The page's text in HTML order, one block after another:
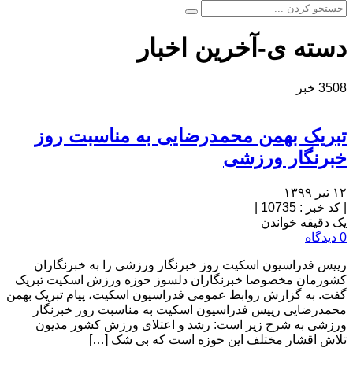
دسته ی-آخرین اخبار
3508 خبر
تبریک بهمن محمدرضایی به مناسبت روز
خبرنگار ورزشی
۱۲ تیر ۱۳۹۹
کد خبر : 10735
یک دقیقه خواندن
0 دیدگاه
رییس فدراسیون اسکیت روز خبرنگار ورزشی را به خبرنگاران
کشورمان مخصوصا خبرنگاران دلسوز حوزه ورزش اسکیت تبریک
گفت. به گزارش روابط عمومی فدراسیون اسکیت، پیام تبریک بهمن
محمدرضایی رییس فدراسیون اسکیت به مناسبت روز خبرنگار
ورزشی به شرح زیر است: رشد و اعتلای ورزش کشور مدیون
تلاش‌ اقشار مختلف این حوزه است که بی شک […]